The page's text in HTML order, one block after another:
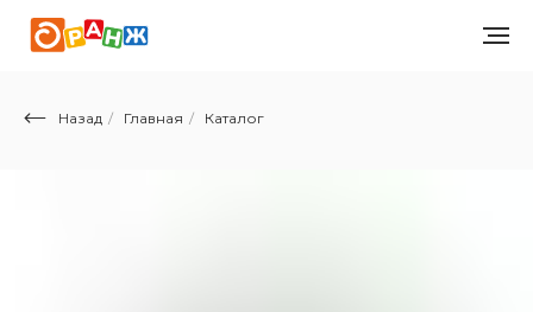
Назад / Главная / Каталог